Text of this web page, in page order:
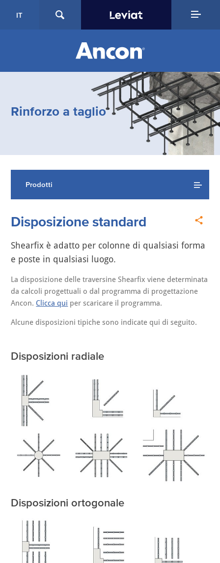
IT
Rinforzo a taglio
Prodotti
Disposizione standard
Shearfix è adatto per colonne di qualsiasi forma
e poste in qualsiasi luogo.
La disposizione delle traversine Shearfix viene determinata
da calcoli progettuali o dal programma di progettazione
Ancon. Clicca qui per scaricare il programma.
Alcune disposizioni tipiche sono indicate qui di seguito.
Disposizioni radiale
Disposizioni ortogonale